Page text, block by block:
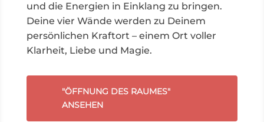
und die Energien in Einklang zu bringen.
Deine vier Wände werden zu Deinem
persönlichen Kraftort – einem Ort voller
Klarheit, Liebe und Magie.
"ÖFFNUNG DES RAUMES"
ANSEHEN